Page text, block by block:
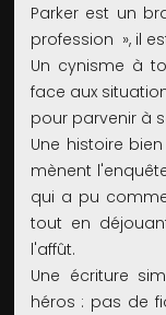
Parker est un
profession », il
Un cynisme à
face aux
pour parvenir à
Une histoire
mènent
qui a pu
tout en
l'affût.
Une écriture
héros : pas de